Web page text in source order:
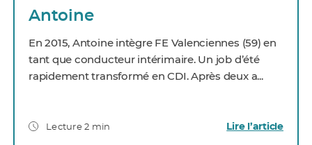
Antoine
En 2015, Antoine intègre FE Valenciennes (59) en
tant que conducteur intérimaire. Un job d’été
rapidement transformé en CDI. Après deux a...
Lecture 2 min Lire l’article